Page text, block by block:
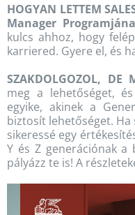
HOGYAN LETTEM
Manager
kulcs ahhoz, hogy
karriered. Gyere el, és
SZAKDOLGOZOL, DE
meg a lehetőséget,
egyike, akinek a
biztosít lehetőséget.
sikeressé egy
Y és Z generációnak a
pályázz te is! A